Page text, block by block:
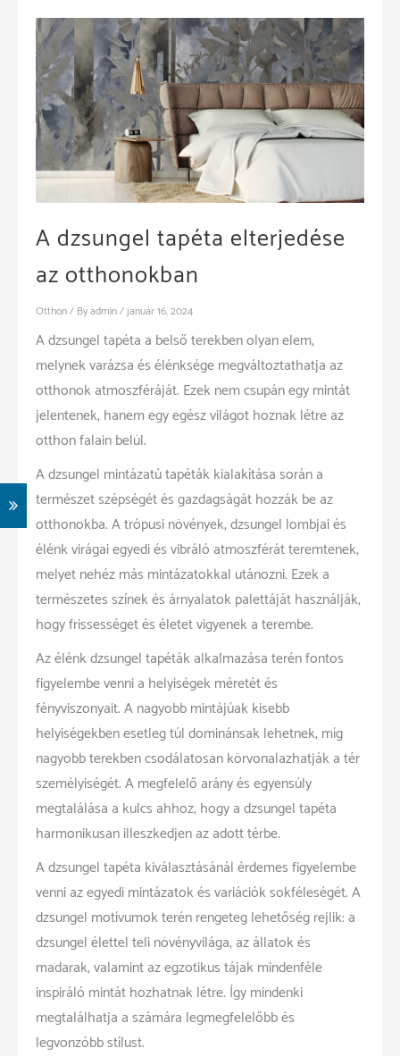
A dzsungel tapéta elterjedése
az otthonokban
Otthon/ Byadmin/január 16, 2024
A dzsungel tapéta a belső terekben olyan elem,
melynek varázsa és élénksége megváltoztathatja az
otthonok atmoszféráját. Ezek nem csupán egy mintát
jelentenek, hanem egy egész világot hoznak létre az
otthon falain belül.
A dzsungel mintázatú tapéták kialakítása során a
természet szépségét és gazdagságát hozzák be az
otthonokba. A trópusi növények, dzsungel lombjai és
élénk virágai egyedi és vibráló atmoszférát teremtenek,
melyet nehéz más mintázatokkal utánozni. Ezek a
természetes színek és árnyalatok palettáját használják,
hogy frissességet és életet vigyenek a terembe.
Az élénk dzsungel tapéták alkalmazása terén fontos
figyelembe venni a helyiségek méretét és
fényviszonyait. A nagyobb mintájúak kisebb
helyiségekben esetleg túl dominánsak lehetnek, míg
nagyobb terekben csodálatosan körvonalazhatják a tér
személyiségét. A megfelelő arány és egyensúly
megtalálása a kulcs ahhoz, hogy a dzsungel tapéta
harmonikusan illeszkedjen az adott térbe.
A dzsungel tapéta kiválasztásánál érdemes figyelembe
venni az egyedi mintázatok és variációk sokféleségét. A
dzsungel motívumok terén rengeteg lehetőség rejlik: a
dzsungel élettel teli növényvilága, az állatok és
madarak, valamint az egzotikus tájak mindenféle
inspiráló mintát hozhatnak létre. Így mindenki
megtalálhatja a számára legmegfelelőbb és
legvonzóbb stílust.